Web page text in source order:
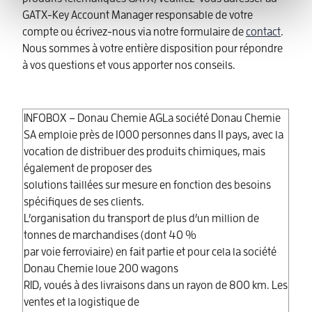
GATX-Key Account Manager responsable de votre
compte ou écrivez-nous via notre formulaire decontact.
Nous sommes à votre entière disposition pour répondre
à vos questions et vous apporter nos conseils.
INFOBOX – Donau Chemie AGLa société Donau Chemie
SA emploie près de 1000 personnes dans 11 pays, avec la
vocation de distribuer des produits chimiques, mais
également de proposer des
solutions taillées sur mesure en fonction des besoins
spécifiques de ses clients.
L’organisation du transport de plus d’un million de
tonnes de marchandises (dont 40 %
par voie ferroviaire) en fait partie et pour cela la société
Donau Chemie loue 200 wagons
RID, voués à des livraisons dans un rayon de 800 km. Les
ventes et la logistique de